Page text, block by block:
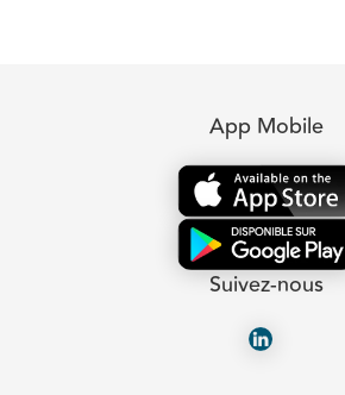
App Mobile
Suivez-nous